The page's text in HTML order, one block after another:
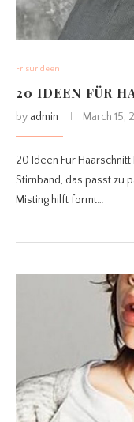
Frisurideen
20 IDEEN FÜR
by admin March 15,
20 Ideen Für
Stirnband, das passt zu
Misting hilft formt…